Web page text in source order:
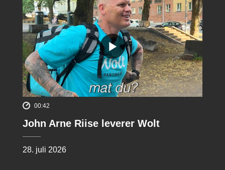
00:42
John Arne Riise leverer Wolt
28. juli 2026